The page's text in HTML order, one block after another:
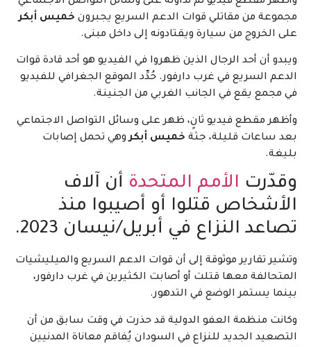
مجموعة من مقاتلي قوات الدعم السريع يجبرون خميس أبكر
على الخروج من سيارة ويقتادونه إلى داخل مبنى.
ويبدو أن أحد الرجال الذين ظهروا في الفيديو هو أحد قادة قوات
الدعم السريع في غرب دارفور. حُدِّد الموقع الجغرافي للفيديو
في مجمع يقع في الجانب الغربي من الجنينة.
وأظهر مقطع فيديو ثانٍ، ظهر على وسائل التواصل الاجتماعي
بعد ساعات قليلة، جثة خميس أبكروهي تحمل إصابات
بليغة.
وقدّرت الأمم المتحدة أن آلاف
الأشخاص قتلوا أو أصيبوا منذ
تصاعد النزاع في أبريل/نيسان 2023.
وتشير تقارير موثوقة إلى أن قوات الدعم السريع والميليشيات
المتحالفة معها قتلت أو أصابت الكثيرين في غرب دارفور،
بينما يستمر الوضع في التدهور.
وكانت منظمة العفو الدولية قد حذرت في وقت سابق من أن
التصعيد الجديد للنزاع في السودان يُفاقم معاناة المدنيين